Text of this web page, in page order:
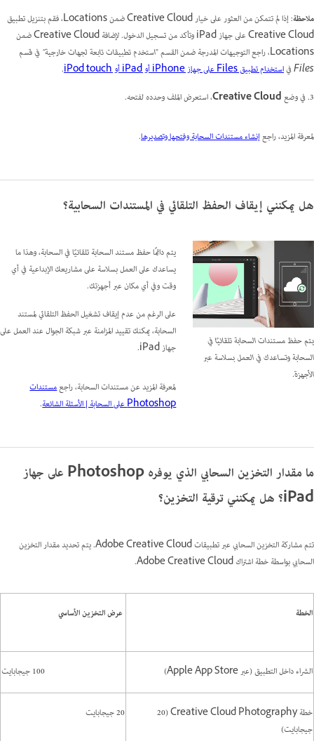
ملاحظة
: إذا لم تتمكن من العثور على خيار Creative Cloud ضمن Locations، فقم بتنزيل تطبيق
Creative Cloud على جهاز iPad وتأكد من تسجيل الدخول. لإضافة Creative Cloud ضمن
Locations، راجع التوجيهات المدرجة ضمن القسم "
استخدم تطبيقات تابعة لجهات خارجية" في قسم
Filesفياستخدام تطبيق Files على جهاز iPhone أو iPad أو iPod touch
.
3. في وضع
، استعرض الملف وحدده لفتحه.
لمعرفة المزيد، راجعإنشاء مستندات السحابة وفتحها وتصديرها.
هل يمكنني إيقاف الحفظ التلقائي في المستندات السحابية؟
يتم حفظ مستندات السحابة تلقائيًا في
السحابة وتساعدك في العمل بسلاسة عبر
الأجهزة.
يتم دائمًا حفظ مستند السحابة تلقائيًا في السحابة، وهذا ما
يساعدك على العمل بسلاسة على مشاريعك الإبداعية في أي
وقت وفي أي مكان عبر أجهزتك.
على الرغم من عدم إيقاف تشغيل الحفظ التلقائي لمستند
السحابة، يمكنك تقييد المزامنة عبر شبكة الجوال عند العمل على
جهاز iPad.
لمعرفة المزيد عن مستندات السحابة، راجعمستندات
Photoshop على السحابة | الأسئلة الشائعة
.
ما مقدار التخزين السحابي الذي يوفره Photoshop على جهاز
iPad؟ هل يمكنني ترقية التخزين؟
تتم مشاركة التخزين السحابي عبر تطبيقات Adobe Creative Cloud. يتم تحديد مقدار التخزين
السحابي بواسطة خطة اشتراك Adobe Creative Cloud.
الخطة عرض التخزين الأساسي
الشراء داخل التطبيق (عبر Apple App Store) 100 جيجابايت
خطة Creative Cloud Photography (20
جيجابايت)
20 جيجابايت